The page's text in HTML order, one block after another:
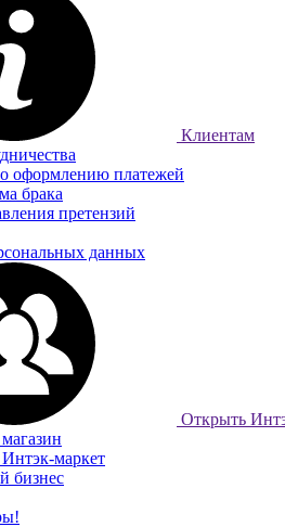
Клиентам
оформлению платежей
брака
претензий
данных
Открыть
маркет
бизнес